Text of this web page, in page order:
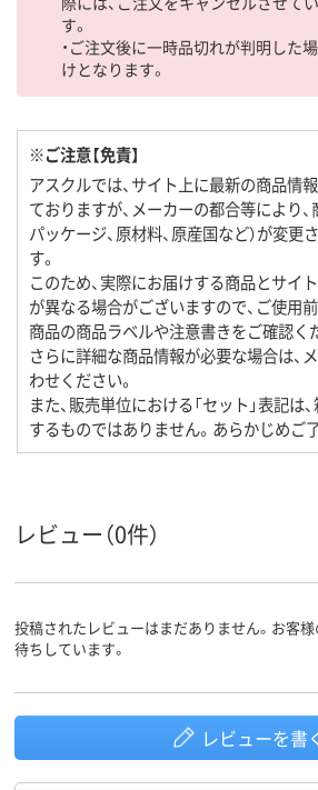
す。
・ご注文後に一時品切れが判明した
けとなります。
※ご注意【免責】
アスクルでは、サイト上に最新の商品情
ておりますが、メーカーの都合等により、
パッケージ、原材料、原産国など）が変更
す。
このため、実際にお届けする商品とサイ
が異なる場合がございますので、ご使用
商品の商品ラベルや注意書きをご確認く
さらに詳細な商品情報が必要な場合は、
わせください。
また、販売単位における「セット」表記は
するものではありません。あらかじめご
レビュー（0件）
投稿されたレビューはまだありません。お客
待ちしています。
レビューを書